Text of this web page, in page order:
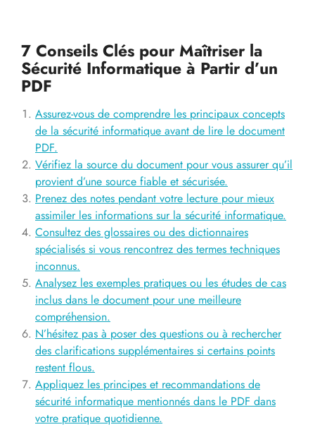
7 Conseils Clés pour Maîtriser la
Sécurité Informatique à Partir d’un
PDF
Assurez-vous de comprendre les principaux concepts
de la sécurité informatique avant de lire le document
PDF.
Vérifiez la source du document pour vous assurer qu’il
provient d’une source fiable et sécurisée.
Prenez des notes pendant votre lecture pour mieux
assimiler les informations sur la sécurité informatique.
Consultez des glossaires ou des dictionnaires
spécialisés si vous rencontrez des termes techniques
inconnus.
Analysez les exemples pratiques ou les études de cas
inclus dans le document pour une meilleure
compréhension.
N’hésitez pas à poser des questions ou à rechercher
des clarifications supplémentaires si certains points
restent flous.
Appliquez les principes et recommandations de
sécurité informatique mentionnés dans le PDF dans
votre pratique quotidienne.